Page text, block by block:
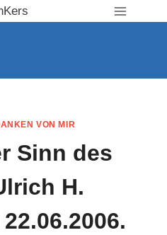
VON MIR
Sinn des
H.